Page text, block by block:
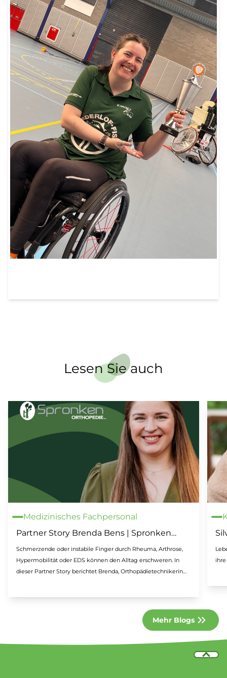
Lesen Sie auch
Medizinisches Fachpersonal
Partner Story Brenda Bens | Spronken
Orthopedie
Schmerzende oder instabile Finger durch Rheuma, Arthrose,
Hypermobilität oder EDS können den Alltag erschweren. In
dieser Partner Story berichtet Brenda, Orthopädietechnikerin
die Handfunktion verbessern. Erfahren Sie, wie Komfort,
Ästhetik und individuelle Anpassung dazu beitragen, dass
Mehr Blogs